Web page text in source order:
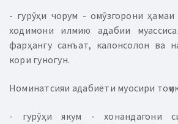
- гурӯҳи чорум - омӯзгорони ҳамаи
ходимони илмию адабии
фарҳангу санъат, калонсолон ва
кори гуногун.
Номинатсияи адабиёти муосири
- гурӯҳи якум - хонандагони